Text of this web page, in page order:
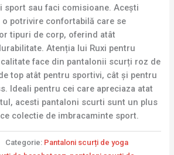
sport sau faci comisioane. Acești
potrivire confortabilă care se
tipuri de corp, oferind atât
Atenția lui Ruxi pentru
face din pantalonii scurți roz de
top atât pentru sportivi, cât și pentru
Ideali pentru cei care apreciaza atat
acesti pantaloni scurti sunt un plus
colectie de imbracaminte sport.
Categorie: Pantaloni scurți de yoga